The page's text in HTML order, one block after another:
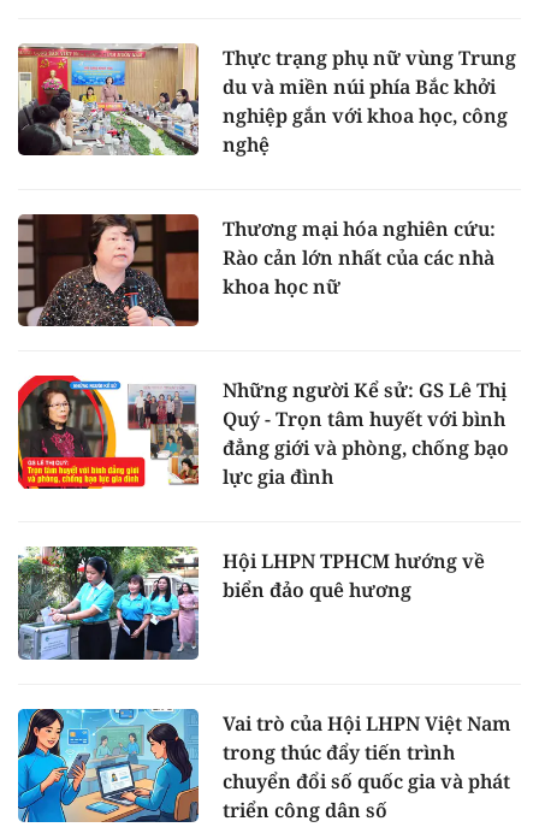
Thực trạng phụ nữ vùng Trung
du và miền núi phía Bắc khởi
nghiệp gắn với khoa học, công
nghệ
Thương mại hóa nghiên cứu:
Rào cản lớn nhất của các nhà
khoa học nữ
Những người Kể sử: GS Lê Thị
Quý - Trọn tâm huyết với bình
đẳng giới và phòng, chống bạo
lực gia đình
Hội LHPN TPHCM hướng về
biển đảo quê hương
Vai trò của Hội LHPN Việt Nam
trong thúc đẩy tiến trình
chuyển đổi số quốc gia và phát
triển công dân số